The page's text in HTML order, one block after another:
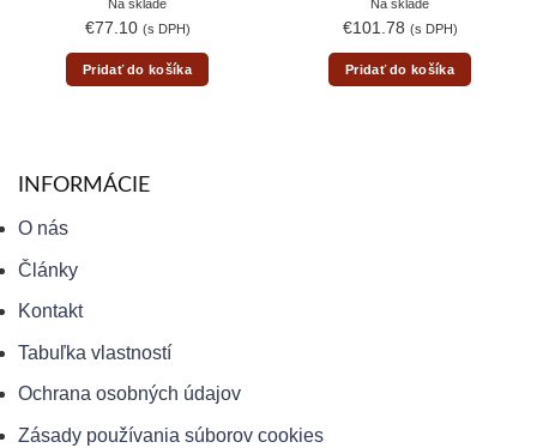
Na sklade
€77.10 (s DPH)
Pridať do košíka
Na sklade
€101.78 (s DPH)
Pridať do košíka
INFORMÁCIE
O nás
Články
Kontakt
Tabuľka vlastností
Ochrana osobných údajov
Zásady používania súborov cookies